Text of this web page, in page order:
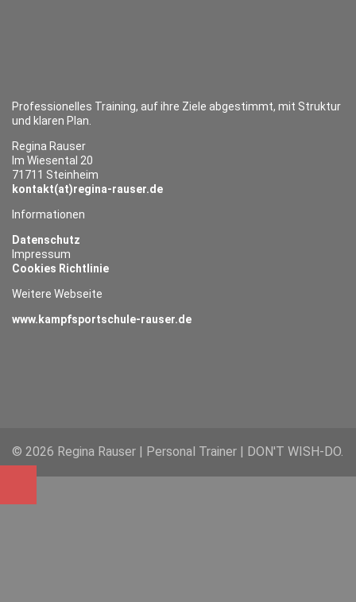
Professionelles Training, auf ihre Ziele abgestimmt, mit Struktur
und klaren Plan.
Regina Rauser
Im Wiesental 20
71711 Steinheim
kontakt(at)regina-rauser.de
Informationen
Datenschutz
Impressum
Cookies Richtlinie
Weitere Webseite
www.kampfsportschule-rauser.de
© 2026 Regina Rauser | Personal Trainer | DON'T WISH-DO.